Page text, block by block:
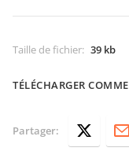
Taille de fichier: 39 kb
TÉLÉCHARGER COMME
Partager: